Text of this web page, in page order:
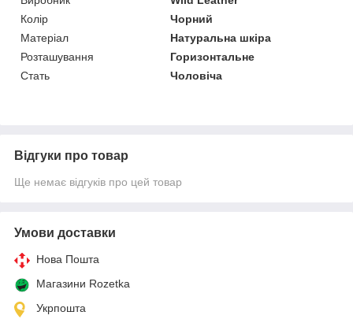
Колір
Чорний
Матеріал
Натуральна шкіра
Розташування
Горизонтальне
Стать
Чоловіча
Відгуки про товар
Ще немає відгуків про цей товар
Умови доставки
Нова Пошта
Магазини Rozetka
Укрпошта